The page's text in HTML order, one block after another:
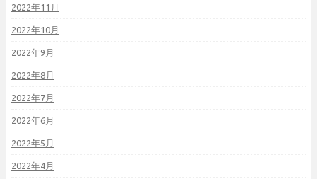
2022年11月
2022年10月
2022年9月
2022年8月
2022年7月
2022年6月
2022年5月
2022年4月